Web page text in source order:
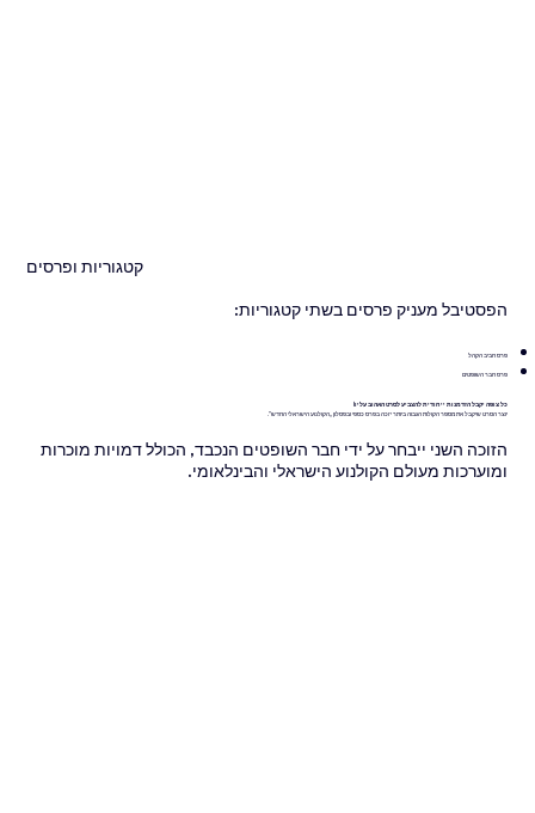
קטגוריות ופרסים
הפסטיבל מעניק פרסים בשתי קטגוריות:
פרס חביב הקהל
פרס חבר השופטים
כל צופה יקבל הזדמנות ייחודית להצביע לסרט האהוב עליו!
יוצר הסרט שיקבל את מספר הקולות הגבוה ביותר יזכה בפרס כספי ובפסלון „הקולנוע הישראלי החדש”.
הזוכה השני ייבחר על ידי חבר השופטים הנכבד, הכולל דמויות מוכרות
ומוערכות מעולם הקולנוע הישראלי והבינלאומי.